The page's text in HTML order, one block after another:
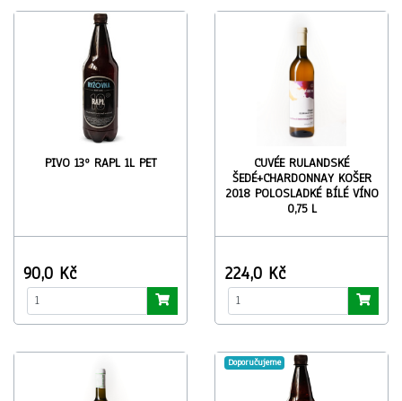
PIVO 13º RAPL 1L PET
90,0 Kč
CUVÉE RULANDSKÉ
ŠEDÉ+CHARDONNAY KOŠER
2018 POLOSLADKÉ BÍLÉ VÍNO
0,75 L
224,0 Kč
Doporučujeme